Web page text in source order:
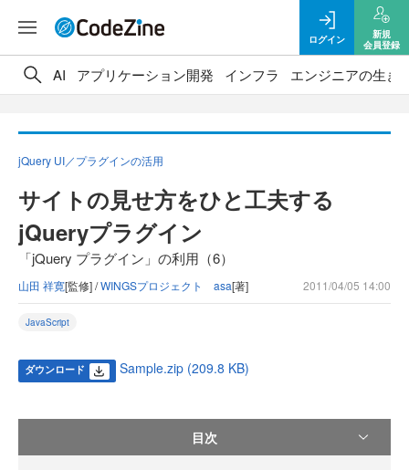
ログイン
新規
会員登録
AI アプリケーション開発 インフラ エンジニアの生き
jQuery UI／プラグインの活用
サイトの見せ方をひと工夫する
jQueryプラグイン
「jQuery プラグイン」の利用（6）
山田 祥寛[監修] /WINGSプロジェクト asa[著] 2011/04/05 14:00
JavaScript
ダウンロード Sample.zip (209.8 KB)
目次